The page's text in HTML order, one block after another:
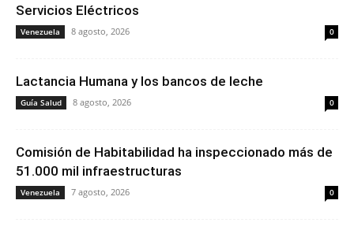
Servicios Eléctricos
Venezuela 8 agosto, 2026 0
Lactancia Humana y los bancos de leche
Guía Salud 8 agosto, 2026 0
Comisión de Habitabilidad ha inspeccionado más de
51.000 mil infraestructuras
Venezuela 7 agosto, 2026 0